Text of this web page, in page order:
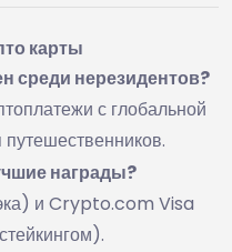
карты
среди нерезидентов?
с глобальной
награды?
и Crypto.com Visa